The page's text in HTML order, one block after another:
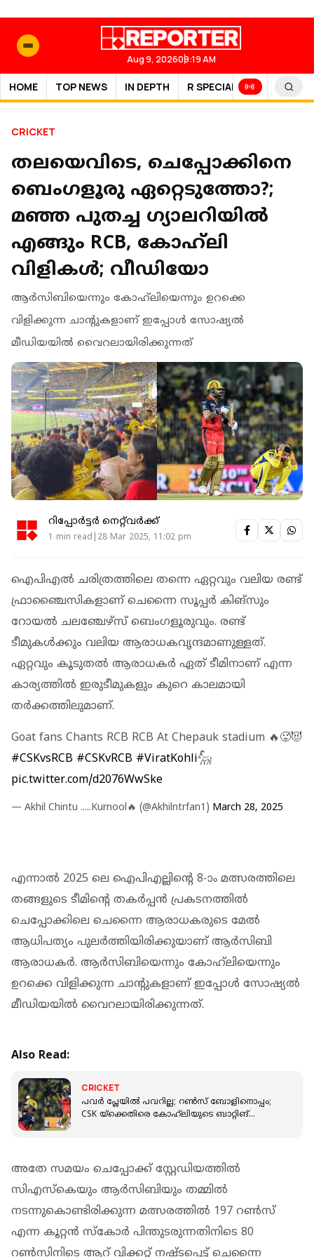
Aug 9, 202609:19 AM
HOME TOP NEWS IN DEPTH R SPECIAL SPORTS
CRICKET
തലയെവിടെ, ചെപ്പോക്കിനെ
ബെംഗളൂരു ഏറ്റെടുത്തോ?;
മഞ്ഞ പുതച്ച ഗ്യാലറിയിൽ
എങ്ങും RCB, കോഹ്‌ലി
വിളികൾ; വീഡിയോ
ആർസിബിയെന്നും കോഹ്‌ലിയെന്നും ഉറക്കെ
വിളിക്കുന്ന ചാന്റുകളാണ് ഇപ്പോൾ സോഷ്യൽ
മീഡിയയിൽ വൈറലായിരിക്കുന്നത്
റിപ്പോർട്ടർ നെറ്റ്‌വര്‍ക്ക്‌
1 min read|28 Mar 2025, 11:02 pm
ഐ‌പി‌എൽ ചരിത്രത്തിലെ തന്നെ ഏറ്റവും വലിയ രണ്ട്
ഫ്രാഞ്ചൈസികളാണ് ചെന്നൈ സൂപ്പർ കിങ്‌സും
റോയൽ ചലഞ്ചേഴ്‌സ് ബെംഗളൂരുവും. രണ്ട്
ടീമുകൾക്കും വലിയ ആരാധകവൃന്ദമാണുള്ളത്.
ഏറ്റവും കൂടുതൽ ആരാധകർ ഏത് ടീമിനാണ് എന്ന
കാര്യത്തിൽ ഇരുടീമുകളും കുറെ കാലമായി
തർക്കത്തിലുമാണ്.
Goat fans Chants RCB RCB At Chepauk stadium 🔥🥵😈
#CSKvsRCB #CSKvRCB #ViratKohli𓃵
pic.twitter.com/d2076WwSke
— Akhil Chintu .....Kurnool🔥 (@Akhilntrfan1) March 28, 2025
എന്നാൽ 2025 ലെ ഐ‌പി‌എല്ലിന്റെ 8-ാം മത്സരത്തിലെ
തങ്ങളുടെ ടീമിന്റെ തകർപ്പൻ പ്രകടനത്തിൽ
ചെപ്പോക്കിലെ ചെന്നൈ ആരാധകരുടെ മേൽ
ആധിപത്യം പുലർത്തിയിരിക്കുയാണ് ആർ‌സി‌ബി
ആരാധകർ. ആർസിബിയെന്നും കോഹ്‌ലിയെന്നും
ഉറക്കെ വിളിക്കുന്ന ചാന്റുകളാണ് ഇപ്പോൾ സോഷ്യൽ
മീഡിയയിൽ വൈറലായിരിക്കുന്നത്.
Also Read:
CRICKET
പവർ പ്ലേയിൽ പവറില്ല; റൺസ് ബോളിനൊപ്പം;
CSK യ്ക്കെതിരെ കോഹ്‌ലിയുടെ ബാറ്റിങ്‌
അതേ സമയം ചെപ്പോക്ക് സ്റ്റേഡിയത്തിൽ
സി‌എസ്‌കെയും ആർ‌സി‌ബിയും തമ്മിൽ
നടന്നുകൊണ്ടിരിക്കുന്ന മത്സരത്തിൽ 197 റൺസ്
എന്ന കൂറ്റൻ സ്‌കോർ പിന്തുടരുന്നതിനിടെ 80
റൺസിനിടെ ആറ് വിക്കറ്റ് നഷ്ടപ്പെട്ട് ചെന്നൈ